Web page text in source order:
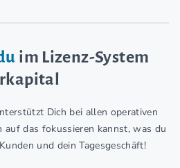
im Lizenz-System
Dich bei allen operativen
auf das fokussieren kannst, was du
und dein Tagesgeschäft!